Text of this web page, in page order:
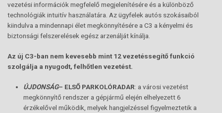
vezetési információk megfelelő megjelenítésére és a különböző
technológiák intuitív használatára. Az ügyfelek autós szokásaiból
kiindulva a mindennapi élet megkönnyítésére a C3 a kényelmi és
biztonsági felszerelések egész arzenálját kínálja.
Az új C3-ban nem kevesebb mint 12 vezetéssegítő funkció
szolgálja a nyugodt, felhőtlen vezetést.
ÚJDONSÁG– ELSŐ PARKOLÓRADAR: a városi vezetést
megkönnyítő rendszer a gépjármű elején elhelyezett 6
érzékelővel működik, melyek hangjelzéssel figyelmeztetik a